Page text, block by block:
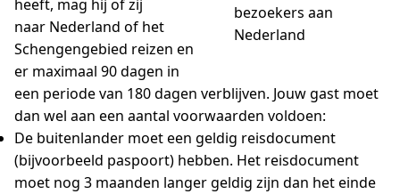
bezoekers aan
Nederland
heeft, mag hij of zij
naar Nederland of het
Schengengebied reizen en
er maximaal 90 dagen in
een periode van 180 dagen verblijven. Jouw gast moet
dan wel aan een aantal voorwaarden voldoen:
De buitenlander moet een geldig reisdocument
(bijvoorbeeld paspoort) hebben. Het reisdocument
moet nog 3 maanden langer geldig zijn dan het einde